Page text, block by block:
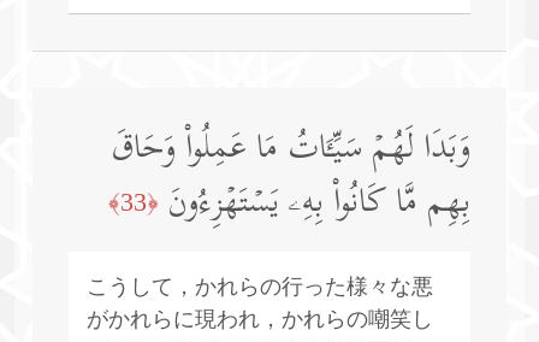
وَبَدَا لَهُمۡ سَیِّـَٔاتُ مَا عَمِلُوا۟ وَحَاقَ
بِهِم مَّا كَانُوا۟ بِهِۦ یَسۡتَهۡزِءُونَ ﴿33﴾
こうして，かれらの行った様々な悪
がかれらに現われ，かれらの嘲笑し